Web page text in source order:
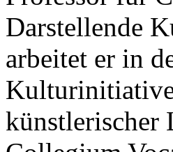
Darstellende
arbeitet er in
künstlerischer